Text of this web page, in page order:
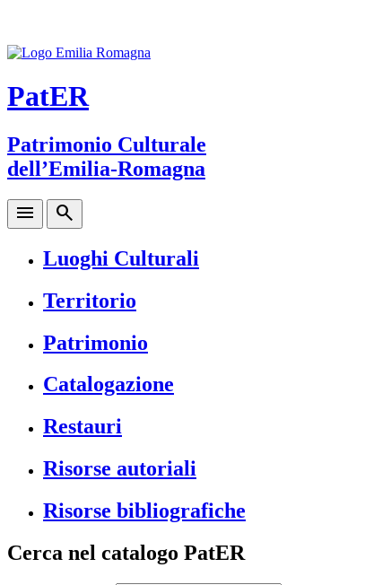
PatER
Patrimonio Culturale
dell’Emilia-Romagna
menu search
Luoghi Culturali
Territorio
Patrimonio
Catalogazione
Restauri
Risorse autoriali
Risorse bibliografiche
Cerca nel catalogo PatER